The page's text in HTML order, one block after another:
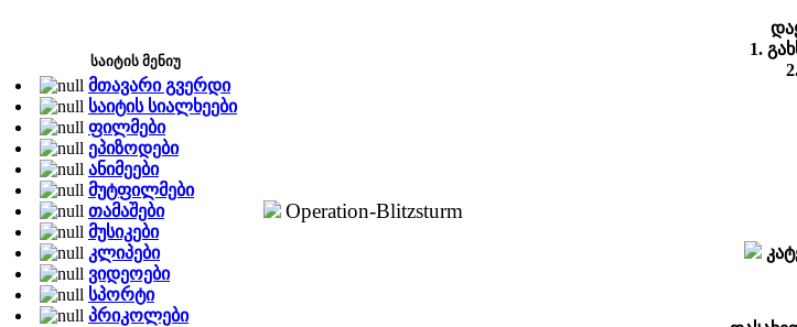
საიტის მენიუ
მთავარი გვერდი
საიტის სიალხეები
ფილმები
ეპიზოდები
ანიმეები
მუტფილმები
თამაშები
მუსიკები
კლიპები
ვიდეოები
სპორტი
პრიკოლები
1.
Operation-Blitzsturm